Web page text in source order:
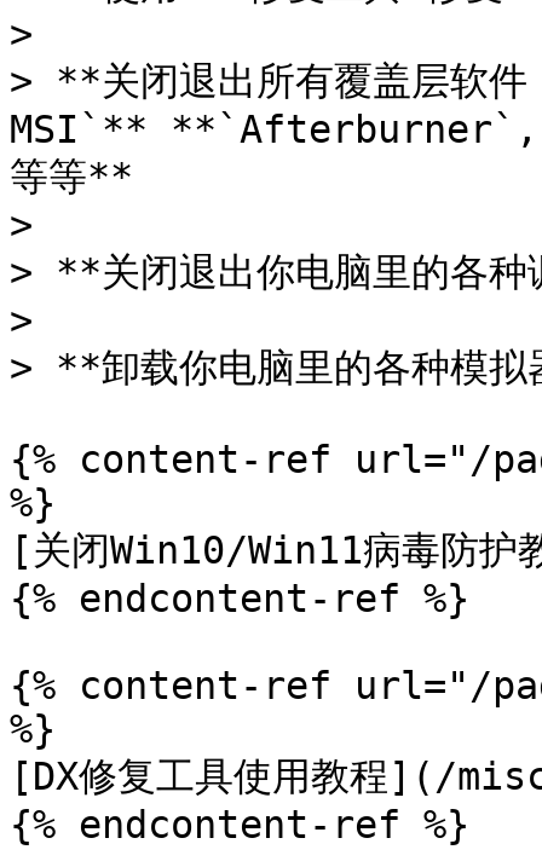
>
> **关闭退出所有覆盖层软
MSI`**
等等**
>
> **关闭退出你电脑里的各
>
> **卸载你电脑里的各种模
{% content-ref url="/
%}
[关闭Win10/Win11病毒
{% endcontent-ref %}
{% content-ref url="/
%}
[DX修复工具使用教程](/
{% endcontent-ref %}